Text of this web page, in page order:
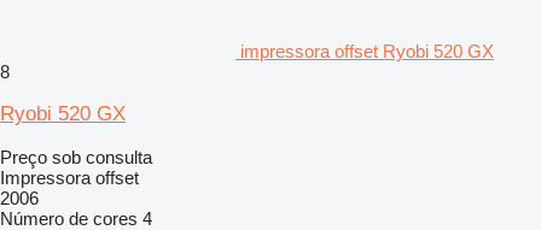
impressora offset Ryobi 520 GX
8
Ryobi 520 GX
Preço sob consulta
Impressora offset
2006
Número de cores 4